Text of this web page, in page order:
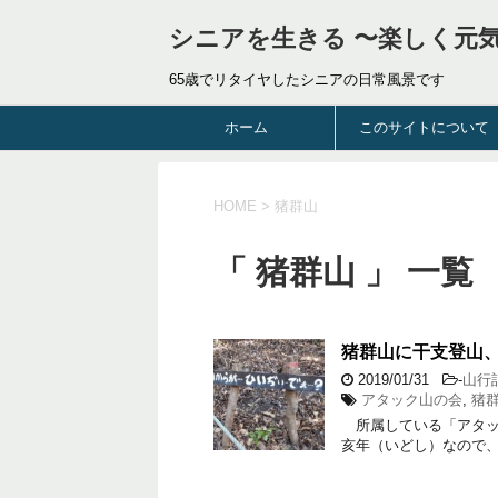
シニアを生きる 〜楽しく元
65歳でリタイヤしたシニアの日常風景です
ホーム このサイトについて
HOME > 猪群山
「 猪群山 」 一覧
猪群山に干支登山
2019/01/31 -山行
アタック山の会, 猪
所属している「アタ
亥年（いどし）なので